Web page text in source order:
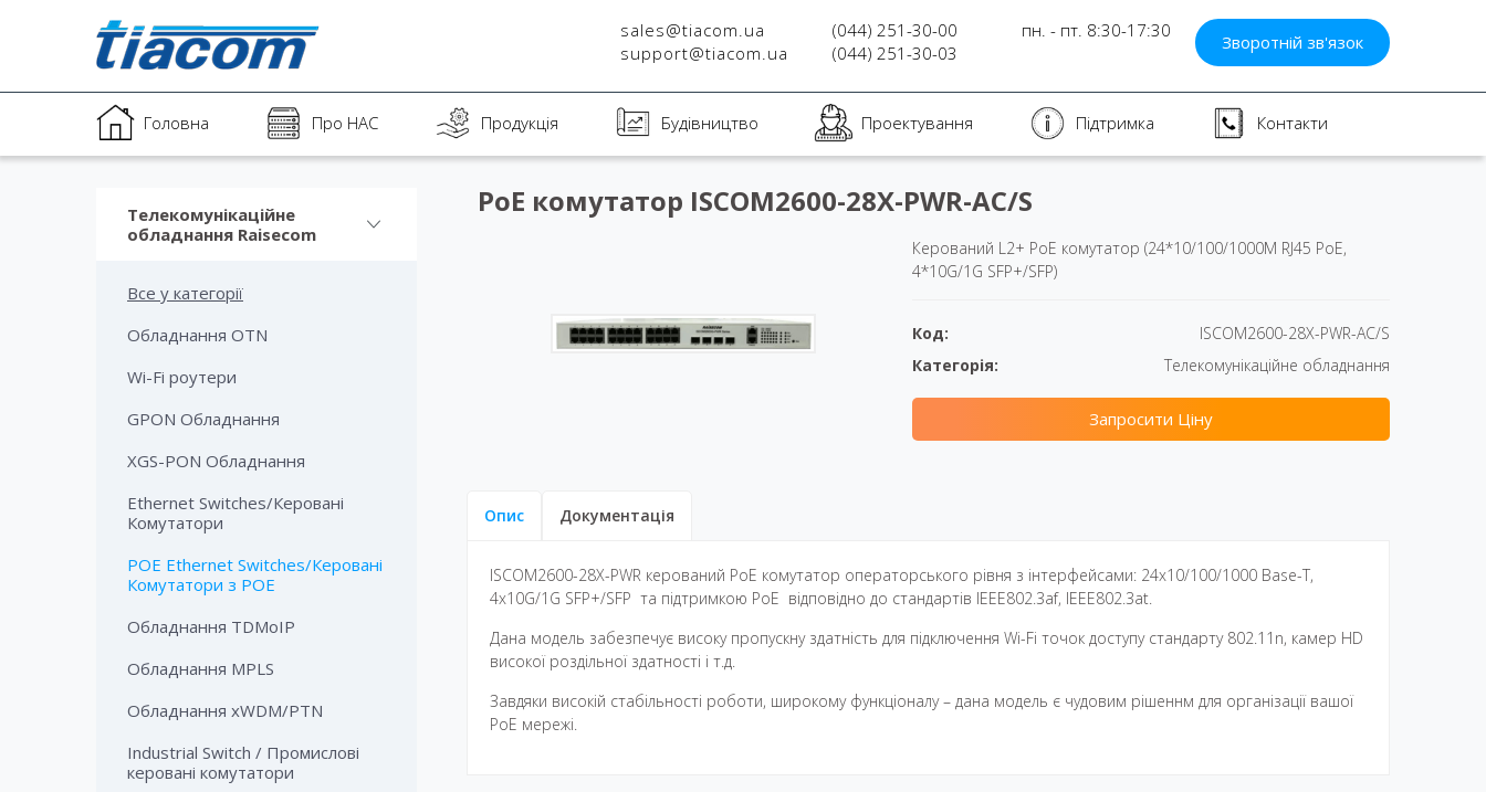
sales@tiacom.ua
support@tiacom.ua
(044) 251-30-00
(044) 251-30-03
пн. - пт. 8:30-17:30
Зворотній зв'язок
Головна Про НАС Продукція Будівництво Проектування Підтримка Контакти
Телекомунікаційне
обладнання Raisecom
Все у категорії
Обладнання OTN
Wi-Fi роутери
GPON Обладнання
XGS-PON Обладнання
Ethernet Switches/Керовані
Комутатори
POE Ethernet Switches/Керовані
Комутатори з POE
Обладнання TDMoIP
Обладнання MPLS
Обладнання xWDM/PTN
Industrial Switch / Промислові
керовані комутатори
PoE комутатор ISCOM2600-28X-PWR-AC/S
Керований L2+ PoE комутатор (24*10/100/1000М RJ45 PoE,
4*10G/1G SFP+/SFP)
Код:
ISCOM2600-28X-PWR-AC/S
Категорія:
Телекомунікаційне обладнання
Запросити Ціну
Опис Документація
ISCOM2600-28X-PWR керований PoE комутатор операторського рівня з інтерфейсами: 24х10/100/1000 Base-T,
4x10G/1G SFP+/SFP та підтримкою PoE відповідно до стандартів IEEE802.3af, IEEE802.3at.
Дана модель забезпечує високу пропускну здатність для підключення Wi-Fi точок доступу стандарту 802.11n, камер HD
високої роздільної здатності і т.д.
Завдяки високій стабільності роботи, широкому функціоналу – дана модель є чудовим рішеннм для організації вашої
PoE мережі.